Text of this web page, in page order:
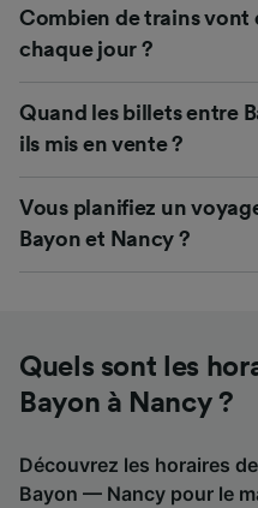
Combien de trains vont
chaque jour ?
Quand les billets entre
ils mis en vente ?
Vous planifiez un
Bayon et Nancy ?
Quels sont les
Bayon à Nancy ?
Découvrez les horaires
Bayon — Nancy pour le